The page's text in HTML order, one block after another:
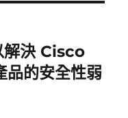
解決 Cisco
的安全性弱